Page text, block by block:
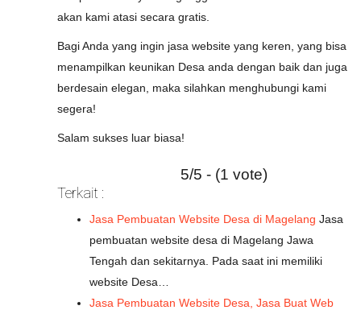
akan kami atasi secara gratis.
Bagi Anda yang ingin jasa website yang keren, yang bisa
menampilkan keunikan Desa anda dengan baik dan juga
berdesain elegan, maka silahkan menghubungi kami
segera!
Salam sukses luar biasa!
5/5 - (1 vote)
Terkait :
Jasa Pembuatan Website Desa di Magelang Jasa
pembuatan website desa di Magelang Jawa
Tengah dan sekitarnya. Pada saat ini memiliki
website Desa…
Jasa Pembuatan Website Desa, Jasa Buat Web